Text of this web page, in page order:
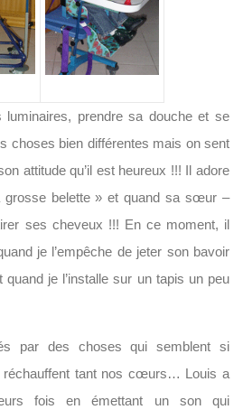
luminaires, prendre sa douche et se
choses bien différentes mais on sent
attitude qu’il est heureux !!! Il adore
grosse belette » et quand sa sœur –
ses cheveux !!! En ce moment, il
je l’empêche de jeter son bavoir
je l’installe sur un tapis un peu
par des choses qui semblent si
réchauffent tant nos cœurs… Louis a
fois en émettant un son qui